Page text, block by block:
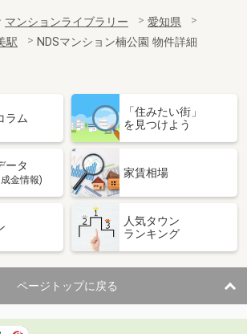
マンションライブラリー
愛知県
駅 NDSマンション楠公園 物件詳細
ラム
「住みたい街」
を見つけよう
ータ
金情報)
家賃相場
人気タウン
ランキング
ページトップに戻る